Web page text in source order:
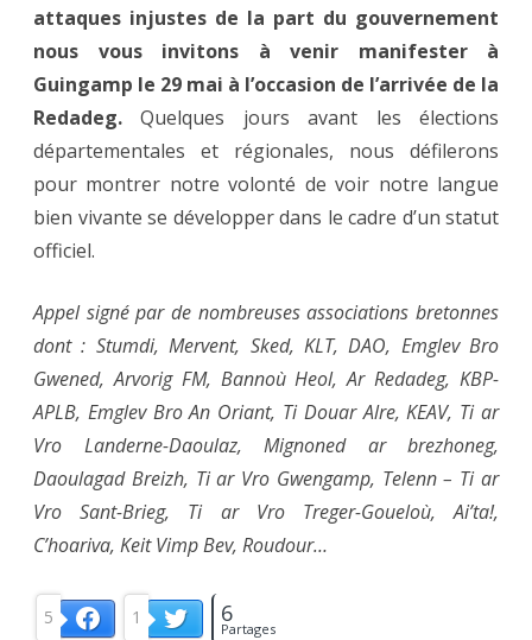
attaques injustes de la part du gouvernement
nous vous invitons à venir manifester à
Guingamp le 29 mai à l’occasion de l’arrivée de la
Redadeg. Quelques jours avant les élections
départementales et régionales, nous défilerons
pour montrer notre volonté de voir notre langue
bien vivante se développer dans le cadre d’un statut
officiel.
Appel signé par de nombreuses associations bretonnes
dont : Stumdi, Mervent, Sked, KLT, DAO, Emglev Bro
Gwened, Arvorig FM, Bannoù Heol, Ar Redadeg, KBP-
APLB, Emglev Bro An Oriant, Ti Douar Alre, KEAV, Ti ar
Vro Landerne-Daoulaz, Mignoned ar brezhoneg,
Daoulagad Breizh, Ti ar Vro Gwengamp, Telenn – Ti ar
Vro Sant-Brieg, Ti ar Vro Treger-Goueloù, Ai’ta!,
C’hoariva, Keit Vimp Bev, Roudour…
5 Facebook
1 TwitterPartages
6